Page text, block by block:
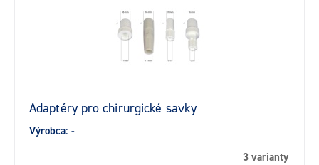
Adaptéry pro chirurgické savky
Výrobca: -
3 varianty